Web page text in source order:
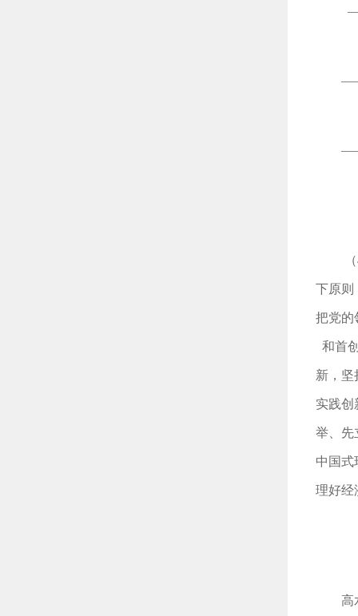
——
——
下原则
把党的
和首
新，坚
实践创
举、先
中国式
理好经
高